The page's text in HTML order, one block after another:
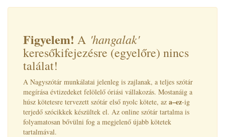
Figyelem! A 'hangalak'
keresőkifejezésre (egyelőre) nincs
találat!
A Nagyszótár munkálatai jelenleg is zajlanak, a teljes szótár
megírása évtizedeket felölelő óriási vállakozás. Mostanáig a
húsz kötetesre tervezett szótár első nyolc kötete, az a–ez-ig
terjedő szócikkek készültek el. Az online szótár tartalma is
folyamatosan bővülni fog a megjelenő újabb kötetek
tartalmával.